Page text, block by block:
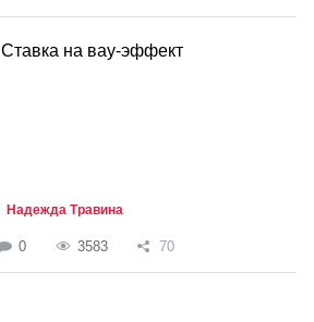
Ставка на вау-эффект
Надежда Травина
0 3583 70